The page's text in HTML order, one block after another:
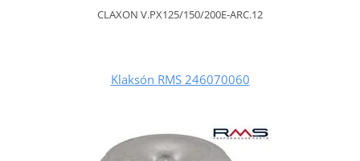
CLAXON V.PX125/150/200E-ARC.12
Klaksón RMS 246070060